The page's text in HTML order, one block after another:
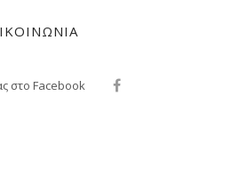
στο Facebook